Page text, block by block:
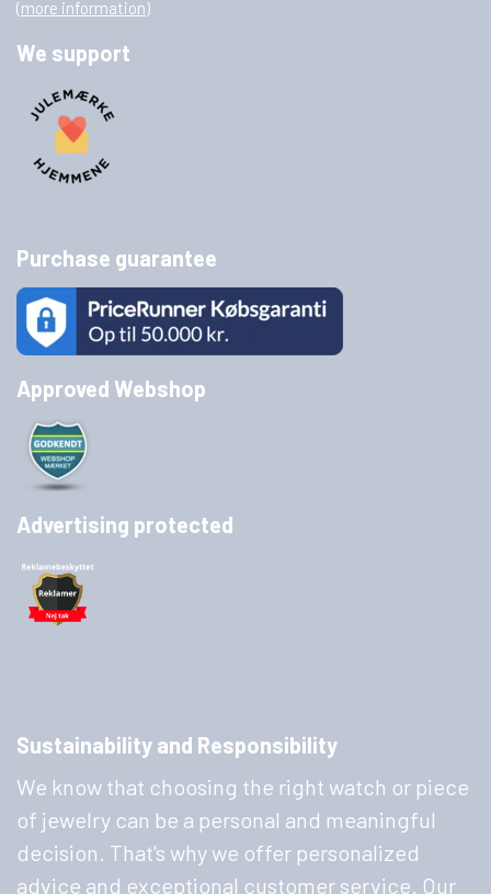
(more information)
We support
Purchase guarantee
Approved Webshop
Advertising protected
Sustainability and Responsibility
We know that choosing the right watch or piece
of jewelry can be a personal and meaningful
decision. That's why we offer personalized
advice and exceptional customer service. Our